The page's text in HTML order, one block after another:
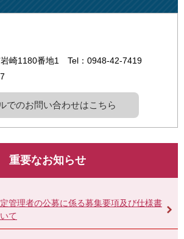
崎1180番地1
Tel：0948-42-7419
でのお問い合わせはこちら
重要なお知らせ
管理者の公募に係る募集要項及び仕様書
て